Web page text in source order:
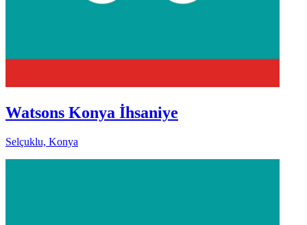
Watsons Konya İhsaniye
Selçuklu, Konya